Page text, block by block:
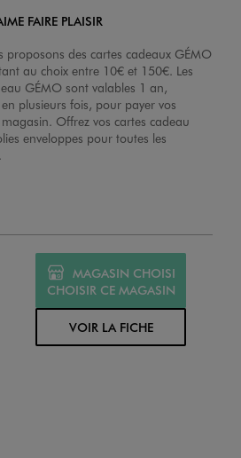
FAIRE PLAISIR
proposons des cartes cadeaux GÉMO
au choix entre 10€ et 150€. Les
GÉMO sont valables 1 an,
plusieurs fois, pour payer vos
Offrez vos cartes cadeau
enveloppes pour toutes les
MAGASIN CHOISI
CHOISIR CE MAGASIN
VOIR LA FICHE